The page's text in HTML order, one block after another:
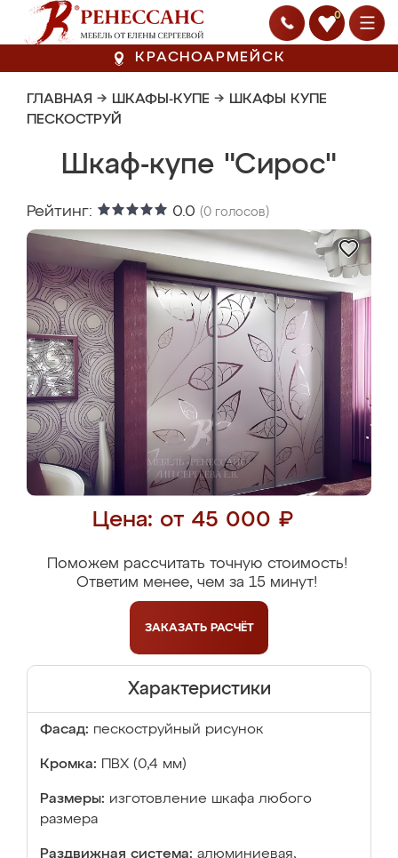
0
КРАСНОАРМЕЙСК
ГЛАВНАЯ → ШКАФЫ-КУПЕ → ШКАФЫ КУПЕ
ПЕСКОСТРУЙ
Шкаф-купе "Сирос"
Рейтинг: 0.0 (0 голосов)
Цена: от 45 000 ₽
Поможем рассчитать точную стоимость!
Ответим менее, чем за 15 минут!
ЗАКАЗАТЬ РАСЧЁТ
Характеристики
Фасад: пескоструйный рисунок
Кромка: ПВХ (0,4 мм)
Размеры: изготовление шкафа любого
размера
Раздвижная система: алюминиевая,